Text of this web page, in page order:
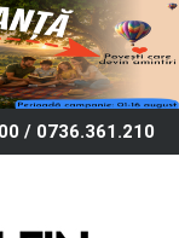
/ 0736.361.210